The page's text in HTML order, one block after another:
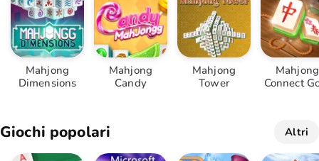
Mahjong
Dimensions
Mahjong
Candy
Mahjong
Tower
Mahjong
Connect
Giochi popolari Altri